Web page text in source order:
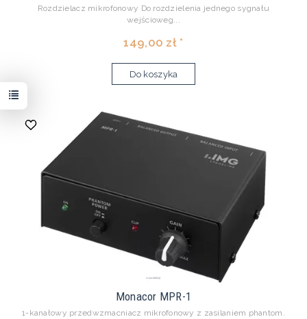
Rozdzielacz mikrofonowy Do rozdzielenia jednego sygnału
wejścioweg...
149,00 zł *
Do koszyka
Monacor MPR-1
1-kanałowy przedwzmacniacz mikrofonowy z zasilaniem phantom.